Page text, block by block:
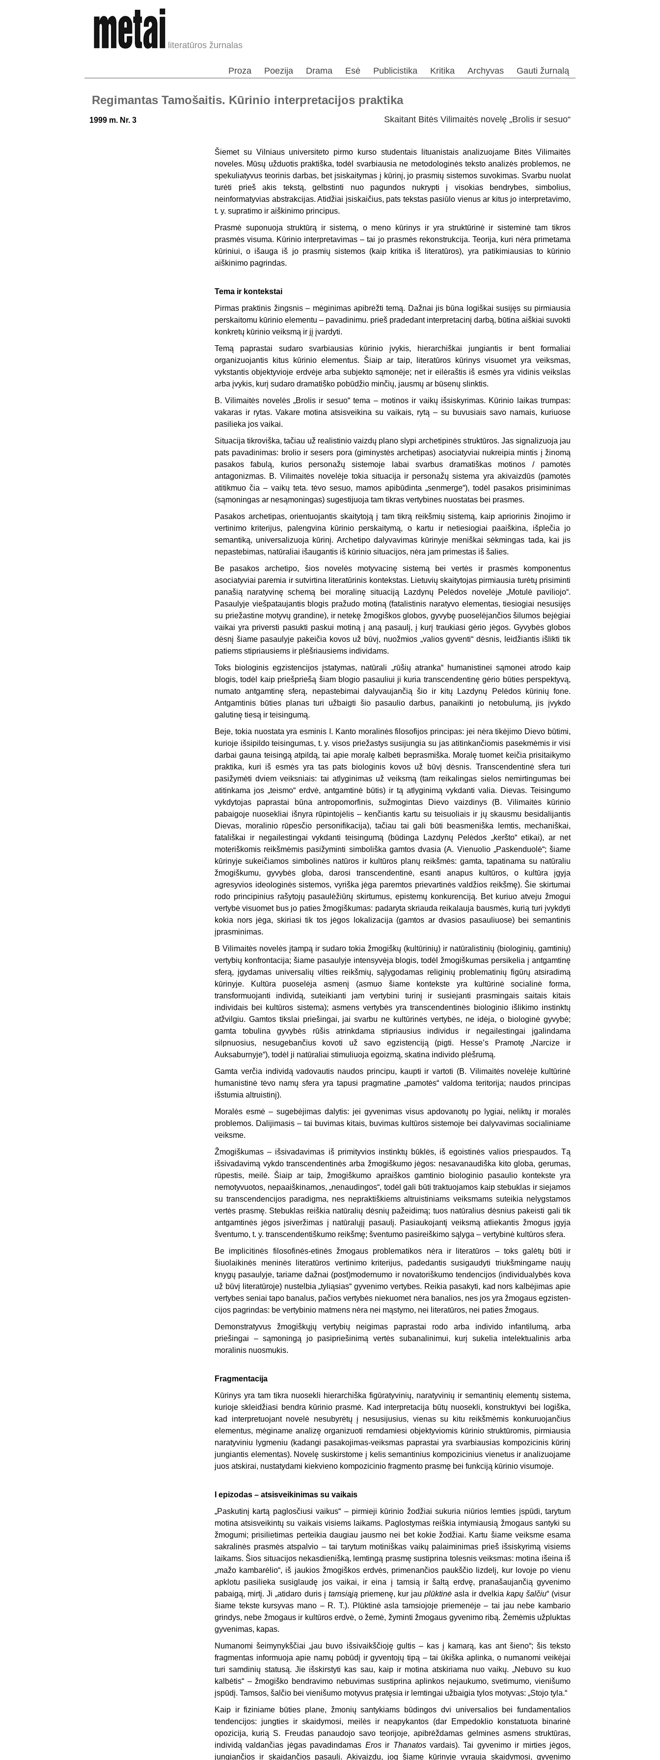
literatūros žurnalas
Proza Poezija Drama Esė Publicistika Kritika Archyvas Gauti žurnalą
Regimantas Tamošaitis. Kūrinio interpretacijos praktika
1999 m. Nr. 3 Skaitant Bitės Vilimaitės novelę „Brolis ir sesuo“
Šiemet su Vilniaus universiteto pirmo kurso studentais lituanistais analizuojame Bitės Vilimaitės
noveles. Mūsų užduotis praktiška, todėl svarbiausia ne metodologinės teksto analizės problemos, ne
spekuliatyvus teorinis darbas, bet įsiskaitymas į kūrinį, jo prasmių sistemos suvokimas. Svarbu nuolat
turėti prieš akis tekstą, gelbstinti nuo pagundos nukrypti į visokias bendrybes, simbolius,
neinformatyvias abstrakcijas. Atidžiai įsiskaičius, pats tekstas pasiūlo vienus ar kitus jo interpretavimo,
t. y. supratimo ir aiškinimo principus.
Prasmė suponuoja struktūrą ir sistemą, o meno kūrinys ir yra struk­tūrinė ir sisteminė tam tikros
prasmės visuma. Kūrinio interpretavimas – tai jo prasmės rekonstrukcija. Teorija, kuri nėra primetama
kūriniui, o išauga iš jo prasmių sistemos (kaip kritika iš literatūros), yra patikimiau­sias to kūrinio
aiškinimo pagrindas.
Tema ir kontekstai
Pirmas praktinis žingsnis – mėginimas apibrėžti temą. Dažnai jis būna logiškai susijęs su pirmiausia
perskaitomu kūrinio elementu – pavadini­mu. prieš pradedant interpretacinį darbą, būtina aiškiai suvokti
konkretų kūrinio veiksmą ir jį įvardyti.
Temą paprastai sudaro svarbiausias kūrinio įvykis, hierarchiškai jun­giantis ir bent formaliai
organizuojantis kitus kūrinio elementus. Šiaip ar taip, literatūros kūrinys visuomet yra veiksmas,
vykstantis objektyvioje erdvėje arba subjekto sąmonėje; net ir eilėraštis iš esmės yra vidinis veiks­las
arba įvykis, kurį sudaro dramatiško pobūdžio minčių, jausmų ar būsenų slinktis.
B. Vilimaitės novelės „Brolis ir sesuo“ tema – motinos ir vaikų išsiskyrimas. Kūrinio laikas trumpas:
vakaras ir rytas. Vakare motina atsisveikina su vaikais, rytą – su buvusiais savo namais, kuriuose
pasilieka jos vaikai.
Situacija tikroviška, tačiau už realistinio vaizdų plano slypi archetipi­nės struktūros. Jas signalizuoja jau
pats pavadinimas: brolio ir sesers pora (giminystės archetipas) asociatyviai nukreipia mintis į žinomą
pasakos fabulą, kurios personažų sistemoje labai svarbus dramatiškas motinos / pamotės
antagonizmas. B. Vilimaitės novelėje tokia situacija ir personažų sistema yra akivaizdūs (pamotės
atitikmuo čia – vaikų teta. tėvo sesuo, mamos apibūdinta „senmerge“), todėl pasakos prisiminimas
(sąmoningas ar nesąmoningas) sugestijuoja tam tikras vertybines nuostatas bei prasmes.
Pasakos archetipas, orientuojantis skaitytoją į tam tikrą reikšmių sistemą, kaip apriorinis žinojimo ir
vertinimo kriterijus, palengvina kūrinio perskaitymą, o kartu ir netiesiogiai paaiškina, išplečia jo
semantiką, universalizuoja kūrinį. Archetipo dalyvavimas kūrinyje meniškai sėkmingas tada, kai jis
nepastebimas, natūraliai išaugantis iš kūrinio situacijos, nėra jam primestas iš šalies.
Be pasakos archetipo, šios novelės motyvacinę sistemą bei vertės ir prasmės komponentus
asociatyviai paremia ir sutvirtina literatūrinis kon­tekstas. Lietuvių skaitytojas pirmiausia turėtų prisiminti
panašią naratyvinę schemą bei moralinę situaciją Lazdynų Pelėdos novelėje „Motulė paviliojo“.
Pasaulyje viešpataujantis blogis pražudo motiną (fatalistinis naratyvo elementas, tiesiogiai nesusijęs
su priežastine motyvų grandine), ir netekę žmogiškos globos, gyvybę puoselėjančios šilumos bejė­giai
vaikai yra priversti pasukti paskui motiną į aną pasaulį, į kurį traukiasi gėrio jėgos. Gyvybės globos
dėsnį šiame pasaulyje pakeičia kovos už būvį, nuožmios „valios gyventi“ dėsnis, leidžiantis išlikti tik
patiems stipriausiems ir plėšriausiems individams.
Toks biologinis egzistencijos įstatymas, natūrali „rūšių atranka“ humanistinei sąmonei atrodo kaip
blogis, todėl kaip priešpriešą šiam blogio pasauliui ji kuria transcendentinę gėrio būties perspektyvą,
numato antgamtinę sferą, nepastebimai dalyvaujančią šio ir kitų Lazdynų Pelėdos kūrinių fone.
Antgamtinis būties planas turi užbaigti šio pasaulio darbus, panaikinti jo netobulumą, jis įvykdo
galutinę tiesą ir teisingumą.
Beje, tokia nuostata yra esminis I. Kanto moralinės filosofijos princi­pas: jei nėra tikėjimo Dievo būtimi,
kurioje išsipildo teisingumas, t. y. visos priežastys susijungia su jas atitinkančiomis pasekmėmis ir visi
darbai gauna teisingą atpildą, tai apie moralę kalbėti beprasmiška. Moralę tuomet keičia prisitaikymo
praktika, kuri iš esmės yra tas pats biologinis kovos už būvį dėsnis. Transcendentinė sfera turi
pasižymėti dviem veiksniais: tai atlyginimas už veiksmą (tam reikalingas sielos nemirtingumas bei
atitinkama jos „teismo“ erdvė, antgamtinė būtis) ir tą atlyginimą vykdanti valia. Dievas. Teisingumo
vykdytojas paprastai būna antropomorfinis, sužmogintas Dievo vaizdinys (B. Vilimaitės kūrinio
pabaigoje nuosekliai išnyra rūpintojėlis – kenčiantis kartu su teisuoliais ir jų skausmu besidalijantis
Dievas, moralinio rūpesčio personifikacija), tačiau tai gali būti beasmeniška lemtis, mechaniškai,
fatališkai ir negailestingai vykdanti teisingumą (būdinga Lazdynų Pelėdos „keršto“ etikai), ar net
moteriškomis reikšmėmis pasižyminti simboliška gamtos dvasia (A. Vienuolio „Paskenduolė“; šiame
kūrinyje sukeičiamos sim­bolinės natūros ir kultūros planų reikšmės: gamta, tapatinama su natūraliu
žmogiškumu, gyvybės globa, darosi transcendentinė, esanti anapus kultūros, o kultūra įgyja
agresyvios ideologinės sistemos, vyriš­ka jėga paremtos prievartinės valdžios reikšmę). Šie skirtumai
rodo principinius rašytojų pasaulėžiūrų skirtumus, epistemų konkurenciją. Bet kuriuo atveju žmogui
vertybė visuomet bus jo paties žmogiškumas: padaryta skriauda reikalauja bausmės, kurią turi įvykdyti
kokia nors jėga, skiriasi tik tos jėgos lokalizacija (gamtos ar dvasios pasauliuose) bei semantinis
įprasminimas.
B Vilimaitės novelės įtampą ir sudaro tokia žmogiškų (kultūrinių) ir natūralistinių (biologinių, gamtinių)
vertybių konfrontacija; šiame pasaulyje intensyvėja blogis, todėl žmogiškumas persikelia į antgamtinę
sferą, įgydamas universalių vilties reikšmių, sąlygodamas religinių problematinių figūrų atsiradimą
kūrinyje. Kultūra puoselėja asmenį (asmuo šiame kontekste yra kultūrinė socialinė forma,
transformuojanti individą, suteikianti jam vertybini turinį ir susiejanti prasmingais saitais kitais
individais bei kultūros sistema); asmens vertybės yra transcendentinės biologinio išlikimo instinktų
atžvilgiu. Gamtos tikslai priešingai, jai svarbu ne kultūrinės vertybės, ne idėja, o biologinė gyvybė;
gamta tobulina gyvybės rūšis atrinkdama stipriausius individus ir negailestingai įgalindama
silpnuosius, nesugebančius kovoti už savo egzistenciją (pig­ti. Hesse’s Pramotę „Narcize ir
Auksaburnyje“), todėl ji natūraliai stimu­liuoja egoizmą, skatina individo plėšrumą.
Gamta verčia individą vadovautis naudos principu, kaupti ir vartoti (B. Vilimaitės novelėje kultūrinė
humanistinė tėvo namų sfera yra tapusi prag­matine „pamotės“ valdoma teritorija; naudos principas
išstumia altruistinį).
Moralės esmė – sugebėjimas dalytis: jei gyvenimas visus apdovanotų po lygiai, neliktų ir moralės
problemos. Dalijimasis – tai buvimas kitais, buvimas kultūros sistemoje bei dalyvavimas socialiniame
veiksme.
Žmogiškumas – išsivadavimas iš primityvios instinktų būklės, iš egoistinės valios priespaudos. Tą
išsivadavimą vykdo transcendentinės arba žmogiškumo jėgos: nesavanaudiška kito globa, gerumas,
rūpestis, meilė. Šiaip ar taip, žmogiškumo apraiškos gamtinio biologinio pasaulio kontekste yra
nemotyvuotos, nepaaiškinamos, „nenaudingos“, todėl gali būti traktuojamos kaip stebuklas ir siejamos
su transcendencijos paradigma, nes nepraktiškiems altruistiniams veiksmams suteikia nelygstamos
vertės prasmę. Stebuklas reiškia natūralių dėsnių pažeidimą; tuos natūralius dėsnius pakeisti gali tik
antgamtinės jėgos įsiveržimas į natūralųjį pasaulį. Pasiaukojantį veiksmą atliekantis žmogus įgyja
šventumo, t. y. transcendentiškumo reikšmę; šventumo pasireiškimo sąlyga – vertybinė kultūros sfera.
Be implicitinės filosofinės-etinės žmogaus problematikos nėra ir lite­ratūros – toks galėtų būti ir
šiuolaikinės meninės literatūros vertinimo kriterijus, padedantis susigaudyti triukšmingame naujų
knygų pasaulyje, tariame dažnai (post)modernumo ir novatoriškumo tendencijos (individualybės kova
už būvį literatūroje) nustelbia „tyliąsias“ gyvenimo vertybes. Reikia pasakyti, kad nors kalbėjimas apie
vertybes seniai tapo banalus, pačios vertybės niekuomet nėra banalios, nes jos yra žmogaus egzisten­
cijos pagrindas: be vertybinio matmens nėra nei mąstymo, nei literatūros, nei paties žmogaus.
Demonstratyvus žmogiškųjų vertybių neigimas paprastai rodo arba individo infantilumą, arba
priešingai – sąmoningą jo pasipriešinimą vertės subanalinimui, kurį sukelia intelektualinis arba
moralinis nuosmukis.
Fragmentacija
Kūrinys yra tam tikra nuosekli hierarchiška figūratyvinių, naratyvinių ir semantinių elementų sistema,
kurioje skleidžiasi bendra kūrinio prasmė. Kad interpretacija būtų nuosekli, konstruktyvi bei logiška,
kad interpretuojant novelė nesubyrėtų į nesusijusius, vienas su kitu reikšmėmis konkuruojančius
elementus, mėginame analizę organizuoti remdamiesi objektyviomis kūrinio struktūromis, pirmiausia
naratyviniu lygmeniu (kadangi pasakojimas-veiksmas paprastai yra svarbiausias kom­pozicinis kūrinį
jungiantis elementas). Novelę suskirstome į kelis semantinius kompozicinius vienetus ir analizuojame
juos atskirai, nu­statydami kiekvieno kompozicinio fragmento prasmę bei funkciją kūrinio visumoje.
I epizodas – atsisveikinimas su vaikais
„Paskutinį kartą paglosčiusi vaikus“ – pirmieji kūrinio žodžiai sukuria niūrios lemties įspūdi, tarytum
motina atsisveikintų su vaikais visiems laikams. Paglostymas reiškia intymiausią žmogaus santyki su
žmogumi; prisilietimas perteikia daugiau jausmo nei bet kokie žodžiai. Kartu šiame veiksme esama
sakralinės prasmės atspalvio – tai tarytum motiniškas vaikų palaiminimas prieš išsiskyrimą visiems
laikams. Šios situacijos nekasdienišką, lemtingą prasmę sustiprina tolesnis veiksmas: motina išeina iš
„mažo kambarėlio“, iš jaukios žmogiškos erdvės, primenančios paukščio lizdelį, kur lovoje po vienu
apklotu pasilieka susiglaudę jos vaikai, ir eina į tamsią ir šaltą erdvę, pranašaujančią gyvenimo
pabaigą, mirtį. Ji „atidaro duris į tamsiąją priemenę, kur jauplūktinė asla ir dvelkia kapų šalčiu“ (visur
šiame tekste kursyvas mano – R. T.). Plūktinė asla tamsiojoje priemenėje – tai jau nebe kambario
grindys, nebe žmogaus ir kultūros erdvė, o žemė, žyminti žmogaus gyvenimo ribą. Žemėmis užpluktas
gyvenimas, kapas.
Numanomi šeimynykščiai „jau buvo išsivaikščioję gultis – kas į kamarą, kas ant šieno“; šis teksto
fragmentas informuoja apie namų pobūdį ir gyventojų tipą – tai ūkiška aplinka, o numanomi veikėjai
turi samdinių statusą. Jie išskirstyti kas sau, kaip ir motina atskiriama nuo vaikų. „Nebuvo su kuo
kalbėtis“ – žmogiško bendravimo nebuvimas sustiprina aplinkos nejaukumo, svetimumo, vienišumo
įspūdį. Tamsos, šalčio bei vienišumo motyvus pratęsia ir lemtingai užbaigia tylos motyvas: „Stojo tyla.“
Kaip ir fiziniame būties plane, žmonių santykiams būdingos dvi uni­versalios bei fundamentalios
tendencijos: jungties ir skaidymosi, meilės ir neapykantos (dar Empedoklio konstatuota binarinė
opozicija, kurią S. Freudas panaudojo savo teorijoje, apibrėždamas gelmines asmens struktūras,
individą valdančias jėgas pavadindamas Erosir Thanatosvardais). Tai gyvenimo ir mirties jėgos,
jungiančios ir skaidančios pasaulį. Akivaizdu, jog šiame kūrinyje vyrauja skaidymosi, gyvenimo